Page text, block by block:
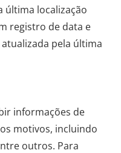
última localização
registro de data e
pela última
informações de
motivos, incluindo
outros. Para